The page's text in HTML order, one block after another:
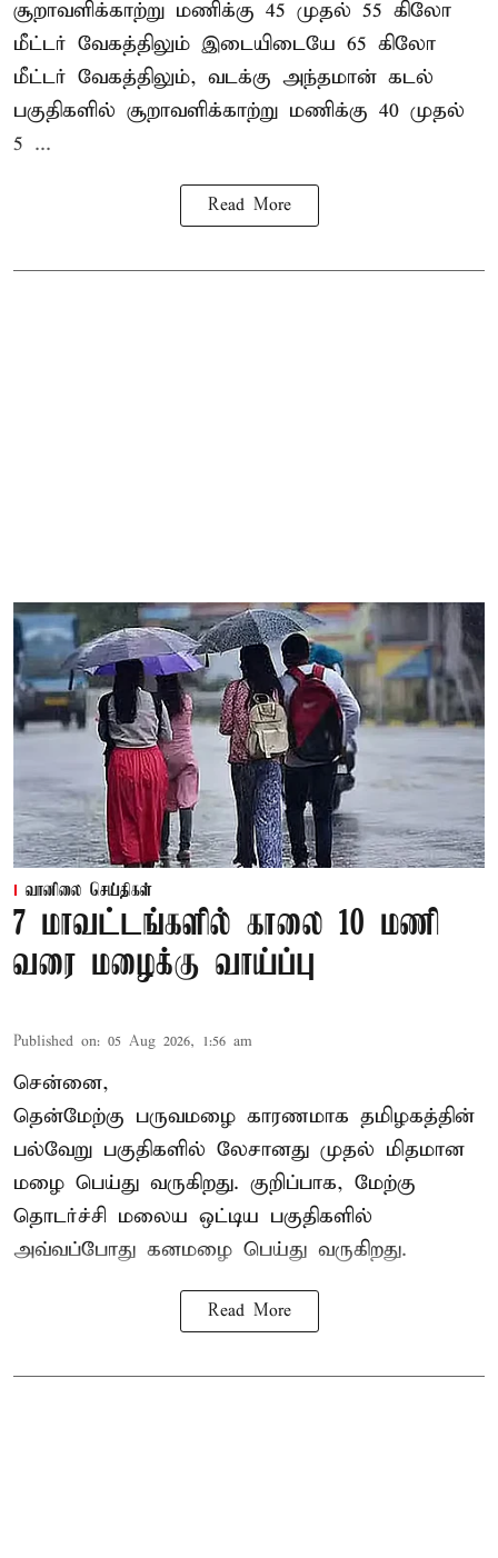
சூறாவளிக்காற்று மணிக்கு 45 முதல் 55 கிலோ
மீட்டர் வேகத்திலும் இடையிடையே 65 கிலோ
மீட்டர் வேகத்திலும், வடக்கு அந்தமான் கடல்
பகுதிகளில் சூறாவளிக்காற்று மணிக்கு 40 முதல்
5 ...
Read More
வானிலை செய்திகள்
7 மாவட்டங்களில் காலை 10 மணி
வரை மழைக்கு வாய்ப்பு
Published on: 05 Aug 2026, 1:56 am
சென்னை,
தென்மேற்கு பருவமழை காரணமாக தமிழகத்தின்
பல்வேறு பகுதிகளில் லேசானது முதல் மிதமான
மழை பெய்து வருகிறது. குறிப்பாக, மேற்கு
தொடர்ச்சி மலைய ஒட்டிய பகுதிகளில்
அவ்வப்போது கனமழை பெய்து வருகிறது.
Read More